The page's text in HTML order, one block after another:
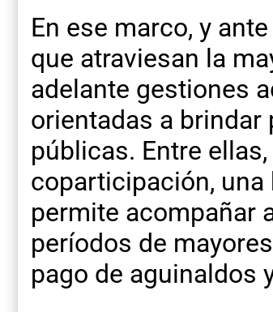
En ese marco, y
que atraviesan la
adelante gestiones
orientadas a
públicas. Entre
coparticipación,
permite acompañar
períodos de
pago de aguinaldos